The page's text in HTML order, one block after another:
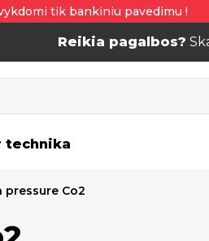
vykdomi tik bankiniu pavedimu !
Reikia pagalbos?
technika
Co2